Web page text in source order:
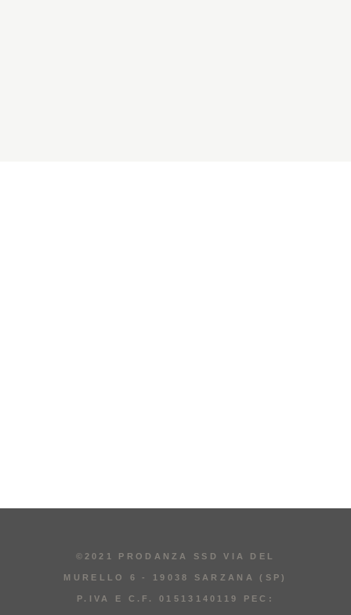
©2021 PRODANZA SSD VIA DEL
MURELLO 6 - 19038 SARZANA (SP)
P.IVA E C.F. 01513140119 PEC: